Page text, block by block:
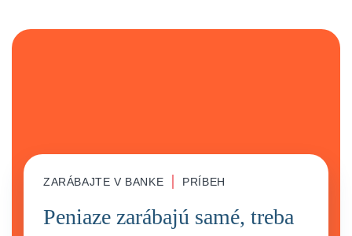
ZARÁBAJTE V BANKE | PRÍBEH
Peniaze zarábajú samé, treba